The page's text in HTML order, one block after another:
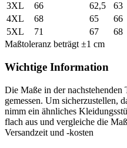
3XL
66 62,5 63
4XL
68 65 66
5XL
71 67 68
Maßtoleranz beträgt ±1 cm
Wichtige Information
Die Maße in der
gemessen. Um sicherzustellen,
nimm ein ähnliches
flach aus und vergleiche die
Versandzeit und -kosten